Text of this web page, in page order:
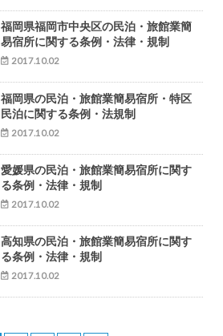
福岡県福岡市中央区の民泊・旅館業簡
易宿所に関する条例・法律・規制
2017.10.02
福岡県の民泊・旅館業簡易宿所・特区
民泊に関する条例・法規制
2017.10.02
愛媛県の民泊・旅館業簡易宿所に関す
る条例・法律・規制
2017.10.02
高知県の民泊・旅館業簡易宿所に関す
る条例・法律・規制
2017.10.02